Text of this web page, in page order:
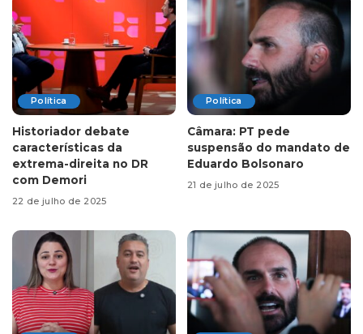
Política
Historiador debate
características da
extrema-direita no DR
com Demori
22 de julho de 2025
Política
Câmara: PT pede
suspensão do mandato de
Eduardo Bolsonaro
21 de julho de 2025